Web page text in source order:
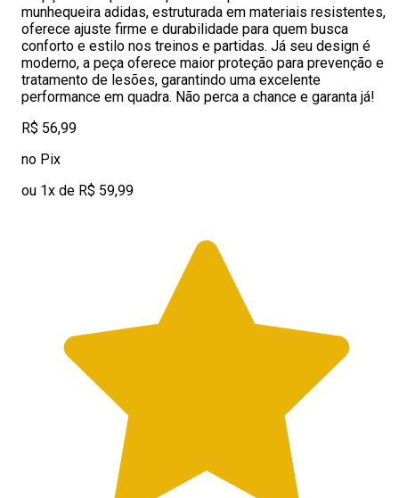
munhequeira adidas, estruturada em materiais resistentes,
oferece ajuste firme e durabilidade para quem busca
conforto e estilo nos treinos e partidas. Já seu design é
moderno, a peça oferece maior proteção para prevenção e
tratamento de lesões, garantindo uma excelente
performance em quadra. Não perca a chance e garanta já!
R$ 56,99
no Pix
ou 1x de R$ 59,99